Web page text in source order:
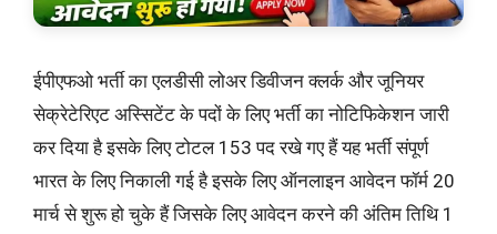
ईपीएफओ भर्ती का एलडीसी लोअर डिवीजन क्लर्क और जूनियर
सेक्रेटेरिएट अस्सिटेंट के पदों के लिए भर्ती का नोटिफिकेशन जारी
कर दिया है इसके लिए टोटल 153 पद रखे गए हैं यह भर्ती संपूर्ण
भारत के लिए निकाली गई है इसके लिए ऑनलाइन आवेदन फॉर्म 20
मार्च से शुरू हो चुके हैं जिसके लिए आवेदन करने की अंतिम तिथि 1